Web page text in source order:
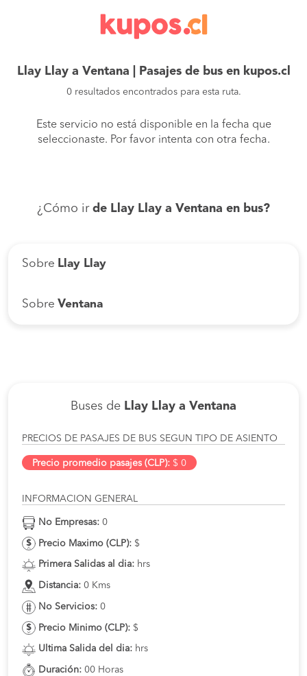
Llay Llay a Ventana | Pasajes de bus en kupos.cl
0 resultados encontrados para esta ruta.
Este servicio no está disponible en la fecha que
seleccionaste. Por favor intenta con otra fecha.
¿Cómo ir de Llay Llay a Ventana en bus?
Sobre Llay Llay
Sobre Ventana
Buses de Llay Llay a Ventana
PRECIOS DE PASAJES DE BUS SEGUN TIPO DE ASIENTO
Precio promedio pasajes (CLP): $ 0
INFORMACION GENERAL
No Empresas: 0
Precio Maximo (CLP): $
Primera Salidas al dia: hrs
Distancia: 0 Kms
No Servicios: 0
Precio Minimo (CLP): $
Ultima Salida del dia: hrs
Duración: 00 Horas